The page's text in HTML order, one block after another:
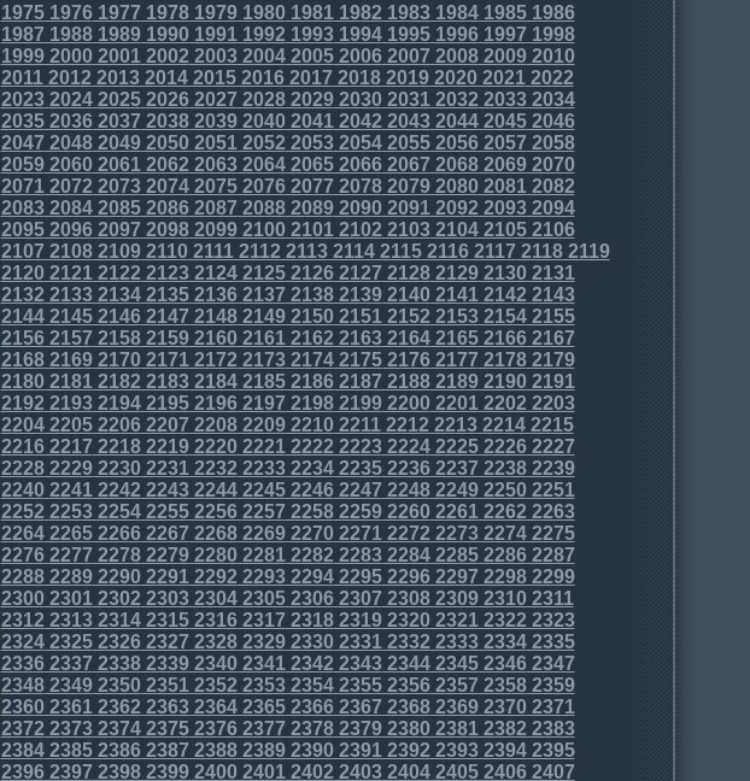
197519761977 19781979198019811982 1983198419851986
1987 19881989199019911992 19931994199519961997 1998
1999200020012002 20032004200520062007 200820092010
20112012 20132014201520162017 20182019202020212022
20232024202520262027 20282029203020312032 20332034
203520362037 20382039204020412042 2043204420452046
2047 20482049205020512052 20532054205520562057 2058
2059206020612062 20632064206520662067 206820692070
20712072 20732074207520762077 20782079208020812082
20832084208520862087 20882089209020912092 20932094
209520962097 20982099210021012102 2103210421052106
2107 21082109211021112112 21132114211521162117 21182119
212021212122 21232124212521262127 2128212921302131
2132 21332134213521362137 21382139214021412142 2143
2144214521462147 21482149215021512152 215321542155
21562157 21582159216021612162 21632164216521662167
21682169217021712172 21732174217521762177 21782179
218021812182 21832184218521862187 2188218921902191
2192 21932194219521962197 21982199220022012202 2203
2204220522062207 22082209221022112212 221322142215
22162217 22182219222022212222 22232224222522262227
22282229223022312232 22332234223522362237 22382239
224022412242 22432244224522462247 2248224922502251
2252 22532254225522562257 22582259226022612262 2263
2264226522662267 22682269227022712272 227322742275
22762277 22782279228022812282 22832284228522862287
22882289229022912292 22932294229522962297 22982299
230023012302 23032304230523062307 2308230923102311
2312 23132314231523162317 23182319232023212322 2323
2324232523262327 23282329233023312332 233323342335
23362337 23382339234023412342 23432344234523462347
23482349235023512352 23532354235523562357 23582359
236023612362 23632364236523662367 2368236923702371
2372 23732374237523762377 23782379238023812382 2383
2384238523862387 23882389239023912392 239323942395
23962397 23982399240024012402 24032404240524062407